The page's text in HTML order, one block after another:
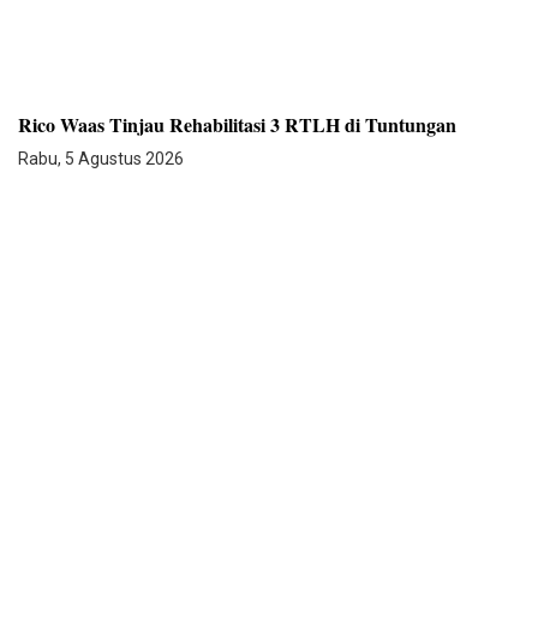
Rico Waas Tinjau Rehabilitasi 3 RTLH di Tuntungan
Rabu, 5 Agustus 2026